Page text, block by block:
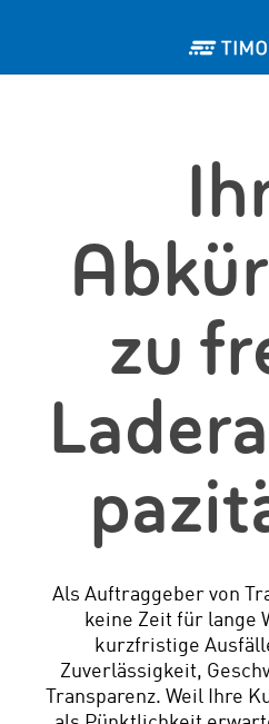
zu
Als Auftraggeber von
keine Zeit für lange
kurzfristige
Zuverlässigkeit,
Transparenz. Weil Ihre